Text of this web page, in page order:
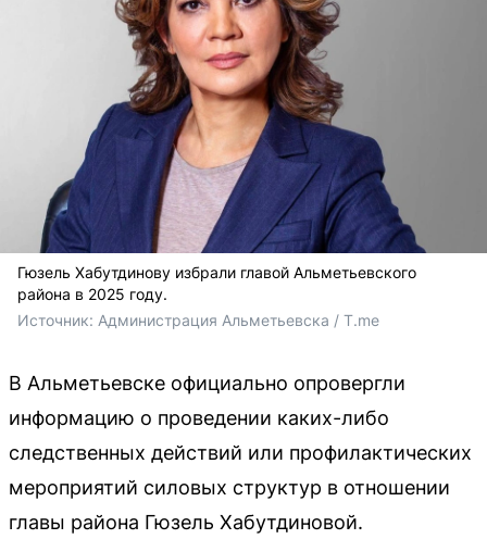
Гюзель Хабутдинову избрали главой Альметьевского
района в 2025 году.
Источник: Администрация Альметьевска / T.me
В Альметьевске официально опровергли
информацию о проведении каких-либо
следственных действий или профилактических
мероприятий силовых структур в отношении
главы района Гюзель Хабутдиновой.